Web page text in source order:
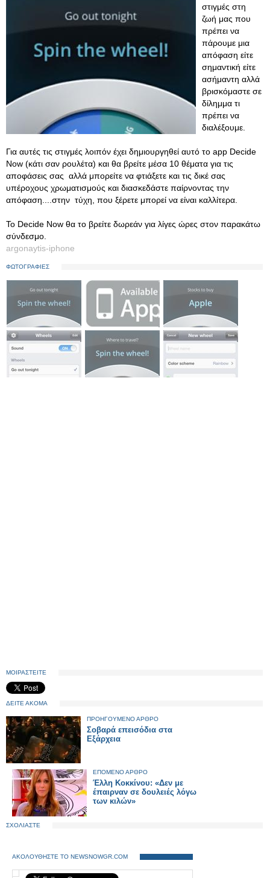
στιγμές στη
ζωή μας που
πρέπει να
πάρουμε μια
απόφαση είτε
σημαντική είτε
ασήμαντη αλλά
βρισκόμαστε σε
δίλημμα τι
πρέπει να
διαλέξουμε.
Για αυτές τις στιγμές λοιπόν έχει δημιουργηθεί αυτό το app Decide
Now (κάτι σαν ρουλέτα) και θα βρείτε μέσα 10 θέματα για τις
αποφάσεις σας αλλά μπορείτε να φτιάξετε και τις δικέ σας
υπέροχους χρωματισμούς και διασκεδάστε παίρνοντας την
απόφαση....στην τύχη, που ξέρετε μπορεί να είναι καλλίτερα.
Το Decide Now θα το βρείτε δωρεάν για λίγες ώρες στον παρακάτω
σύνδεσμο.
argonaytis-iphone
ΦΩΤΟΓΡΑΦΙΕΣ
ΜΟΙΡΑΣΤΕΙΤΕ
ΔΕΙΤΕ ΑΚΟΜΑ
ΠΡΟΗΓΟΥΜΕΝΟ ΑΡΘΡΟ
Σοβαρά επεισόδια στα
Εξάρχεια
ΕΠΟΜΕΝΟ ΑΡΘΡΟ
Έλλη Κοκκίνου: «Δεν με
έπαιρναν σε δουλειές λόγω
των κιλών»
ΣΧΟΛΙΑΣΤΕ
ΑΚΟΛΟΥΘΗΣΤΕ ΤΟ NEWSNOWGR.COM